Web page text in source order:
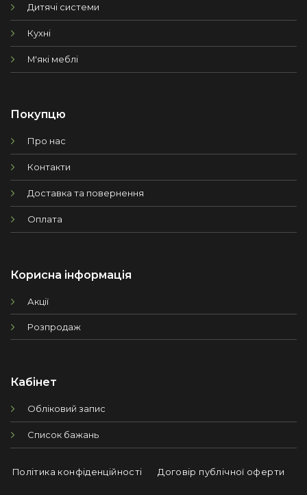
Дитячі системи
Кухні
М'які меблі
Покупцю
Про нас
Контакти
Доставка та повернення
Оплата
Корисна інформація
Акції
Розпродаж
Кабінет
Обліковий запис
Список бажань
Політика конфіденційності Договір публічної оферти